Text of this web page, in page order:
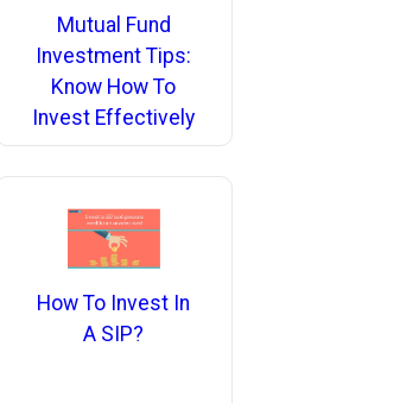
Mutual Fund
Investment Tips:
Know How To
Invest Effectively
How To Invest In
A SIP?